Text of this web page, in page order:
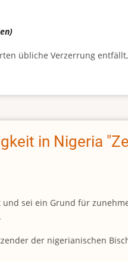
übliche Verzerrung
in Nigeria
und sei ein Grund für
der nigerianischen